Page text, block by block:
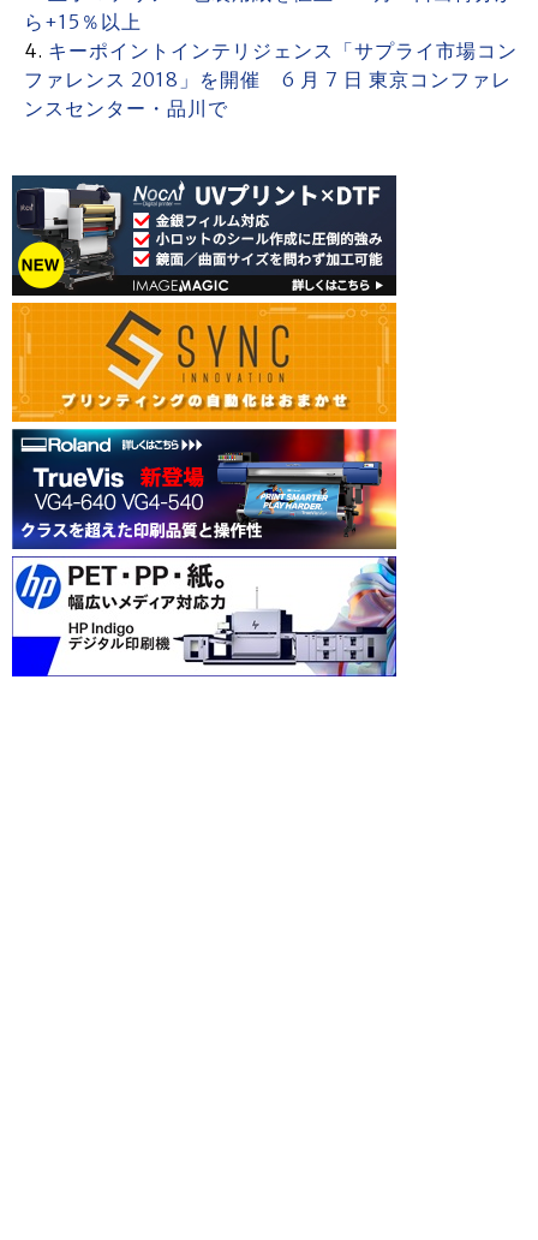
ら+15％以上
キーポイントインテリジェンス「サプライ市場コン
ファレンス 2018」を開催 6 月 7 日 東京コンファレ
ンスセンター・品川で